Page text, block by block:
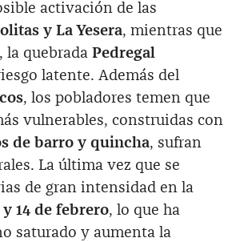
activación de las
y La Yesera, mientras que
, la quebrada Pedregal
latente. Además del
, los pobladores temen que
vulnerables, construidas con
de barro y quincha, sufran
La última vez que se
de gran intensidad en la
y 14 de febrero, lo que ha
saturado y aumenta la